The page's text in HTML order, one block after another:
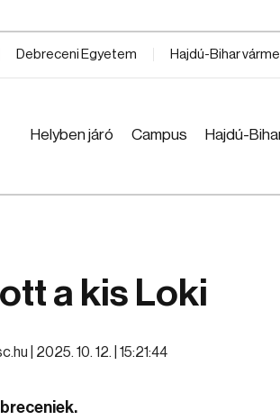
Debreceni Egyetem Hajdú-Bihar
Helyben járó Campus Hajdú-
a kis Loki
| 2025. 10. 12. | 15:21:44